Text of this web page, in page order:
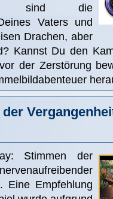
sind die
Vaters und
Drachen, aber
Kannst Du den
der Zerstörung
Stimmen der
Eine Empfehlung